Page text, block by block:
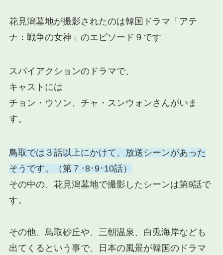
花見潟墓地が撮影されたのは韓国ドラマ「アテ
ナ：戦争の女神」のエピソード９ です
スパイアクションのドラマで、
キャストには
チョン・ウソン、チャ・スンウォンさんがいま
す。
鳥取では３話以上にかけて、放送シーンがあった
そうです。（第７･8･9･10話）
その中の、 花見潟墓地で撮影したシーンは第9話で
す。
その他、鳥取砂丘や、三朝温泉、白兎海岸なども
出てくるという事で、日本の風景が韓国のドラマ